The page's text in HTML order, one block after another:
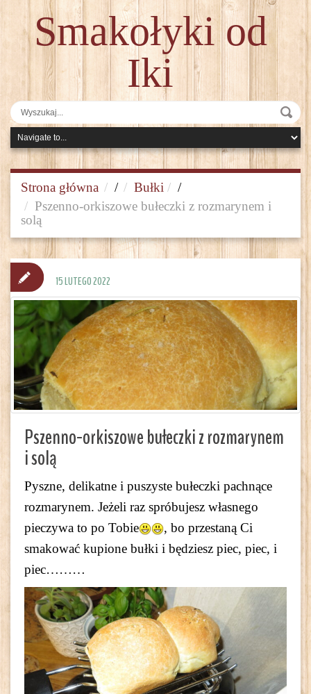
Smakołyki od
Iki
Strona główna / Bułki
/
Pszenno-orkiszowe bułeczki z rozmarynem i
solą
Pszenno-orkiszowe bułeczki z rozmarynem
i solą
Pyszne, delikatne i puszyste bułeczki pachnące
rozmarynem. Jeżeli raz spróbujesz własnego
pieczywa to po Tobie
, bo przestaną Ci
smakować kupione bułki i będziesz piec, piec, i
piec………
15 LUTEGO 2022